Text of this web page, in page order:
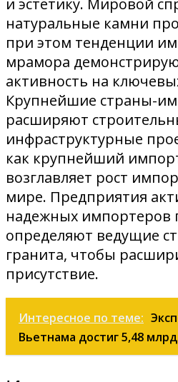
и эстетику. Мировой
натуральные камни
при этом тенденции
мрамора
активность на
Крупнейшие страны-
расширяют
инфраструктурные
как крупнейший
возглавляет рост
мире. Предприятия
надежных импортеров
определяют ведущие
гранита, чтобы
присутствие.
Интересное по теме:
Вьетнама достиг 5,48